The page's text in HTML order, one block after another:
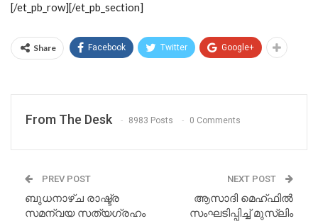
[/et_pb_row][/et_pb_section]
Share Facebook Twitter Google+
From The Desk 8983 Posts 0 Comments
PREV POST
ബുധനാഴ്ച രാഷ്ട്ര
സമന്വയ സത്യഗ്രഹം
NEXT POST
ആസാദി മെഹ്ഫിൽ
സംഘടിപ്പിച്ച് മുസ്ലിം